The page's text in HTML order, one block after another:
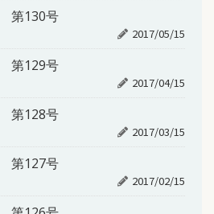
第130号
2017/05/15
第129号
2017/04/15
第128号
2017/03/15
第127号
2017/02/15